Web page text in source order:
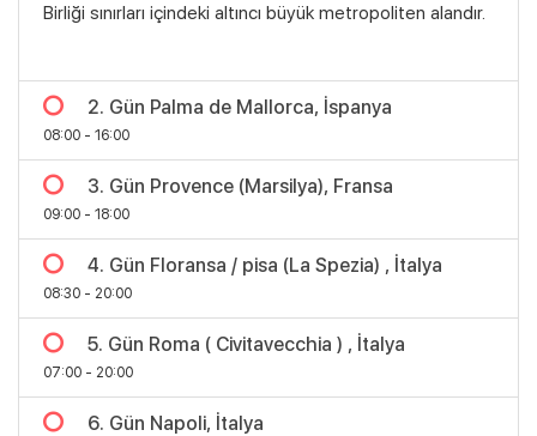
Birliği sınırları içindeki altıncı büyük metropoliten alandır.
2. Gün Palma de Mallorca, İspanya
08:00 - 16:00
3. Gün Provence (Marsilya), Fransa
09:00 - 18:00
4. Gün Floransa / pisa (La Spezia) , İtalya
08:30 - 20:00
5. Gün Roma ( Civitavecchia ) , İtalya
07:00 - 20:00
6. Gün Napoli, İtalya